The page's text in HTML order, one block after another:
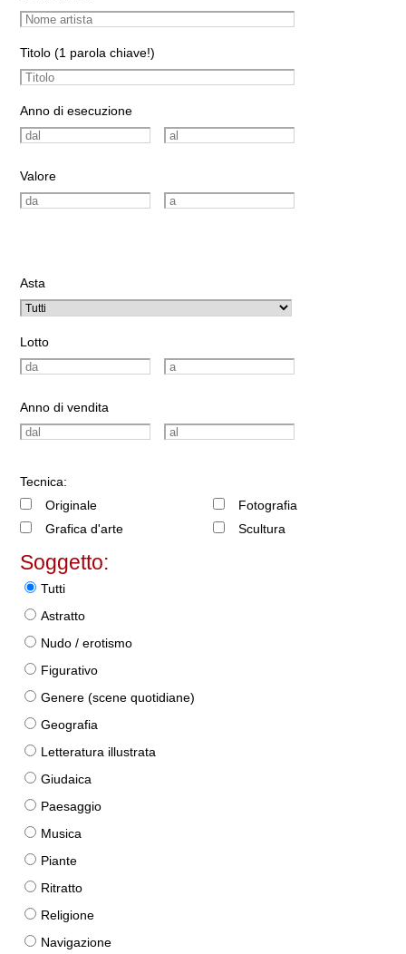
Titolo (1 parola chiave!)
Anno di esecuzione
Valore
Asta
Lotto
Anno di vendita
Tecnica:
Originale
Grafica d'arte
Fotografia
Scultura
Soggetto:
Tutti
Astratto
Nudo / erotismo
Figurativo
Genere (scene quotidiane)
Geografia
Letteratura illustrata
Giudaica
Paesaggio
Musica
Piante
Ritratto
Religione
Navigazione